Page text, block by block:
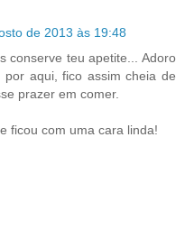
de 2013 às 19:48
conserve teu apetite... Adoro
aqui, fico assim cheia de
prazer em comer.
ficou com uma cara linda!